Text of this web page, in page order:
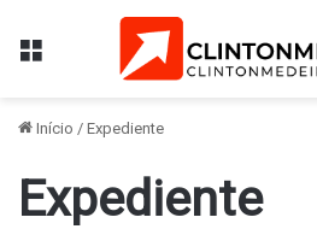
Menu
Início / Expediente
Expediente